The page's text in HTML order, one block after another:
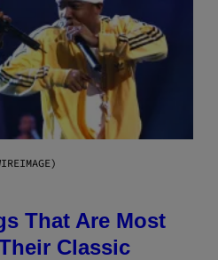
That Are Most
Classic